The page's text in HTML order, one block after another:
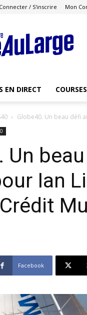
/ S'inscrire Mon
Course
au
Large
EN DIRECT COURSES
Globe40. Un beau défi
Un
Ian
Facebook